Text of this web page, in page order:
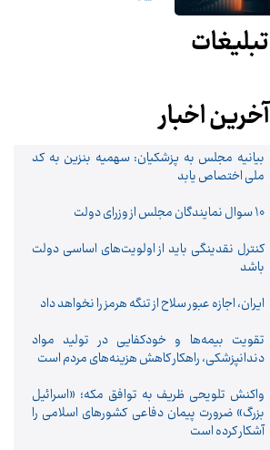
تبلیغات
آخرین اخبار
بیانیه مجلس به پزشکیان: سهمیه بنزین به کد
ملی اختصاص یابد
10 سوال نمایندگان مجلس از وزرای دولت
کنترل نقدینگی باید از اولویت‌های اساسی دولت
باشد
ایران، اجازه عبور سلاح از تنگه هرمز را نخواهد داد
تقویت بیمه‌ها و خودکفایی در تولید مواد
دندانپزشکی، راهکار کاهش هزینه‌های مردم است
واکنش تلویحی ظریف به توافق مکه؛ «اسرائیل
بزرگ» ضرورت پیمان دفاعی کشورهای اسلامی را
آشکار کرده است